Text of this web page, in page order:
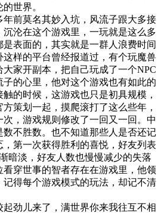
世界。
前莫名其妙入坑，风流子跟大多接
沦在这个游戏里，一玩就是这么多
表面的，其实就是一群人浪费时间
样的平台曾经报道过，有个玩魔兽
家开副本，把自己玩成了一个NPC
的心里，他对这个游戏也有如此的
的时候，这游戏也只是初具规模，
策划一起，摸爬滚打了这么些年，
，游戏规则修改了一回又一回。中
不胜数。也不知道那些人是否还记
第一次获得胜利的喜悦，好友列表
暗淡，好友人数也慢慢减少的失落
穿世事的智者存在在游戏里，他领
得每个游戏模式的玩法，却记不清
劲儿来了，满世界你来我往互不相